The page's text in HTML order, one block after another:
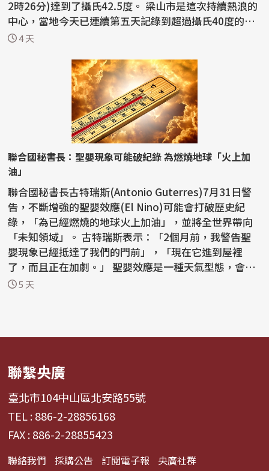
2時26分)達到了攝氏42.5度。 梁山市是這次持續熱浪的
中心，當地今天已連續第五天記錄到超過攝氏40度的
高...4 天
聯合國秘書長：聖嬰現象可能破紀錄 為燃燒地球「火上加
油」
聯合國秘書長古特瑞斯(Antonio Guterres)7月31日警
告，不斷增強的聖嬰效應(El Nino)可能會打破歷史紀
錄，「為已經燃燒的地球火上加油」，並將全世界帶向
「未知領域」。 古特瑞斯表示：「2個月前，我警告聖
嬰現象已經抵達了我們的門前」，「現在它進到屋裡
了，而且正在加劇。」 聖嬰效應是一種天氣型態，會導
致赤道...
5 天
聯繫央廣
臺北市104中山區北安路55號
TEL : 886-2-28856168
FAX : 886-2-28855423
聯絡我們 採購公告 訂閱電子報 央廣社群